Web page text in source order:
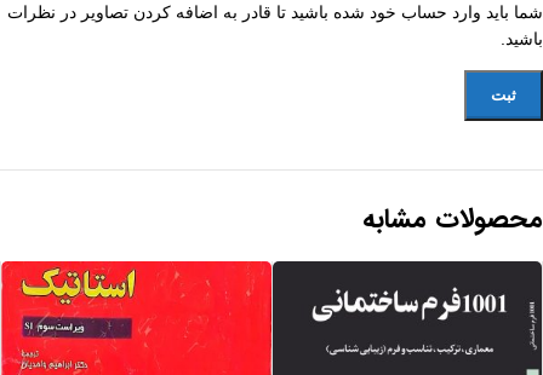
شما باید وارد حساب خود شده باشید تا قادر به اضافه کردن تصاویر در نظرات
باشید.
محصولات مشابه